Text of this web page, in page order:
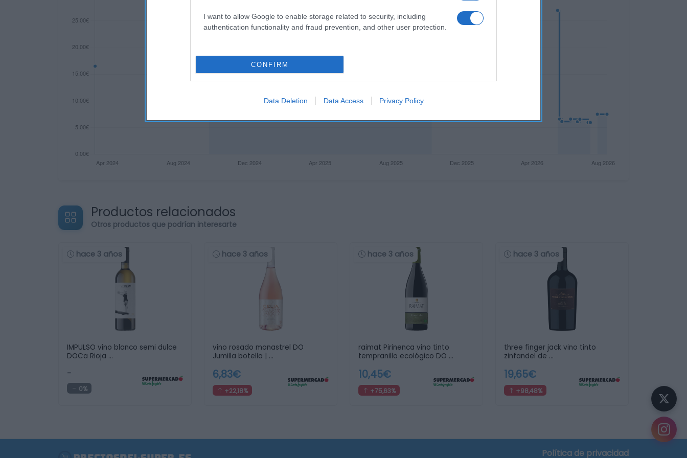
I want to allow Google to enable storage related to security, including
authentication functionality and fraud prevention, and other user protection.
CONFIRM
Data Deletion Data Access Privacy Policy
Productos relacionados
Otros productos que podrían interesarte
hace 3 años
IMPULSO vino blanco semi dulce
DOCa Rioja …
-
0%
hace 3 años
vino rosado monastrel DO
Jumilla botella | …
6,83€
+22,18%
hace 3 años
raimat Pirinenca vino tinto
tempranillo ecológico DO …
10,45€
+75,63%
hace 3 años
three finger jack vino tinto
zinfandel de …
19,65€
+98,48%
Política de privacidad